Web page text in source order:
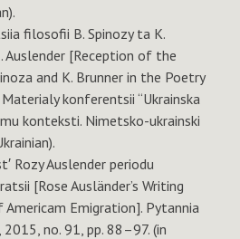
filosofii B. Spinozy ta K.
Auslender [Reception of the
and K. Brunner in the Poetry
konferentsii “Ukrainska
konteksti. Nimetsko-ukrainski
Rozy Auslender periodu
[Rose Ausländer’s Writing
Emigration]. Pytannia
no. 91, pp. 88–97. (in